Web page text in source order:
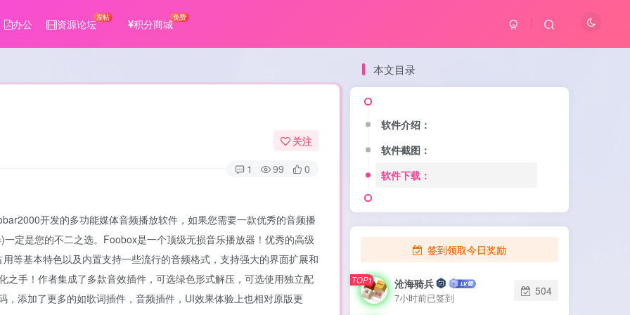
办公 资源论坛
发帖
积分商城
免费
关注
1
99 0
开发的多功能媒体音频播放软件，如果您需要一款优秀的音频播
定是您的不二之选。Foobox是一个顶级无损音乐播放器！优秀的高级
等基本特色以及内置支持一些流行的音频格式，支持强大的界面扩展和
之手！作者集成了多款音效插件，可选绿色形式解压，可选使用独立配
添加了更多的如歌词插件，音频插件，UI效果体验上也相对原版更
本文目录
软件介绍：
软件截图：
软件下载：
签到领取今日奖励
TOP1 沧海骑兵
7小时前已签到
504
软件介绍：
软件截图：
软件下载：
TOP1 沧海骑兵
7小时前已签到
504